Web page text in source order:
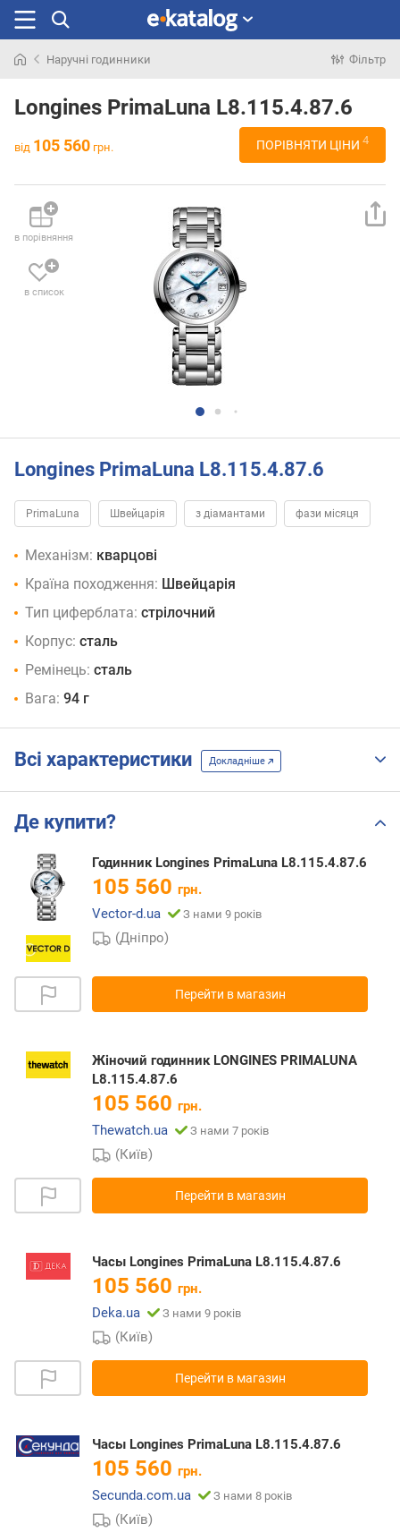
раніше
Наручні годинники Фільтр
Longines PrimaLuna L8.115.4.87.6
від 105 560 грн. ПОРІВНЯТИ ЦІНИ 4
в порівняння
в список
Longines PrimaLuna L8.115.4.87.6
PrimaLuna Швейцарія з діамантами фази місяця
Механізм: кварцові
Країна походження: Швейцарія
Тип циферблата: стрілочний
Корпус: сталь
Ремінець: сталь
Вага: 94 г
Всі характеристики Докладніше
Де купити?
Годинник Longines PrimaLuna L8.115.4.87.6
105 560 грн.
Vector-d.ua
З нами 9 років
(Дніпро)
Перейти в магазин
Жіночий годинник LONGINES PRIMALUNA
L8.115.4.87.6
105 560 грн.
Thewatch.ua
З нами 7 років
(Київ)
Перейти в магазин
Часы Longines PrimaLuna L8.115.4.87.6
105 560 грн.
Deka.ua
З нами 9 років
(Київ)
Перейти в магазин
Часы Longines PrimaLuna L8.115.4.87.6
105 560 грн.
Secunda.com.ua
З нами 8 років
(Київ)